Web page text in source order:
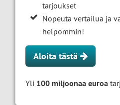
tarjoukset
Nopeuta vertailua ja
helpommin!
Aloita tästä
Yli 100 miljoonaa euroa